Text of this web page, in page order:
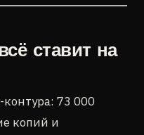
ставит на
контура: 73 000
копий и